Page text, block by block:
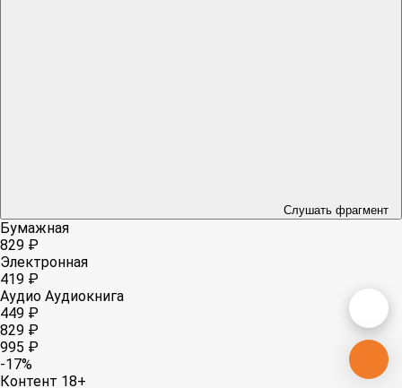
Слушать фрагмент
Бумажная
829 ₽
Электронная
419 ₽
Аудио Аудиокнига
449 ₽
829 ₽
995 ₽
-17%
Контент 18+